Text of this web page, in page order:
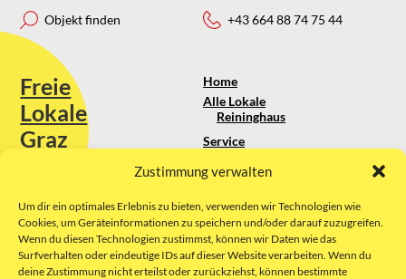
Zustimmung verwalten
Um dir ein optimales Erlebnis zu bieten, verwenden wir Technologien wie
Cookies, um Geräteinformationen zu speichern und/oder darauf zuzugreifen.
Wenn du diesen Technologien zustimmst, können wir Daten wie das
Surfverhalten oder eindeutige IDs auf dieser Website verarbeiten. Wenn du
deine Zustimmung nicht erteilst oder zurückziehst, können bestimmte
Objekt finden
Freie
Lokale
Graz
Sie erreichen uns unter:
kontakt@freielokale-graz.at
Website by Rubikon Werbeagentur
GmbH
+43 664 88 74 75 44
Home
Alle Lokale
Reininghaus
Service
Über uns
Impressum
AGB
Datenschutz